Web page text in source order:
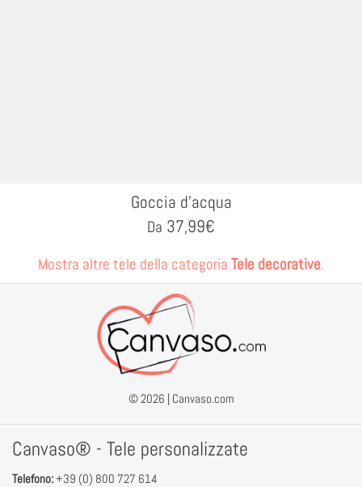
Goccia d'acqua
Da 37,99€
Mostra altre tele della categoria Tele decorative.
© 2026 | Canvaso.com
Canvaso® - Tele personalizzate
Telefono:+39 (0) 800 727 614